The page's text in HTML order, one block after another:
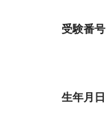
受験番号
生年月日